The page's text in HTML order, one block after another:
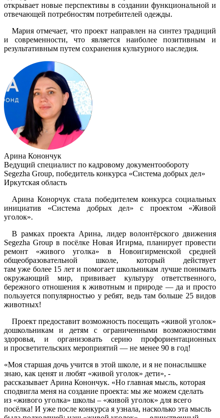
открывает новые перспективы в создании функциональной и
отвечающей потребностям потребителей одежды.
Мария отмечает, что проект направлен на синтез традиций
и современности, что является наиболее позитивным и
результативным путем сохранения культурного наследия.
Арина Конончук
Ведущий специалист по кадровому документообороту
Segezha Group, победитель конкурса «Система добрых дел»
Иркутская область
Арина Конорчук стала победителем конкурса социальных
инициатив «Система добрых дел» с проектом «Живой
уголок».
В рамках проекта Арина, лидер волонтёрского движения
Segezha Group в посёлке Новая Игирма, планирует провести
ремонт «живого уголка» в Новоигирменской средней
общеобразовательной школе, который действует
там уже более 15 лет и помогает школьникам лучше понимать
окружающий мир, прививает культуру ответственного,
бережного отношения к животным и природе — да и просто
пользуется популярностью у ребят, ведь там больше 25 видов
животных!
Проект предоставит возможность посещать «живой уголок»
дошкольникам и детям с ограниченными возможностями
здоровья, и организовать серию профориентационных
и просветительских мероприятий — не менее 90 в год!
«Моя старшая дочь учится в этой школе, и я не понаслышке
знаю, как ценят и любят «живой уголок» дети», -
рассказывает Арина Конончук. «Но главная мысль, которая
сподвигла меня на создание проекта: мы же можем сделать
из «живого уголка» школы – «живой уголок» для всего
посёлка! И уже после конкурса я узнала, насколько эта мысль